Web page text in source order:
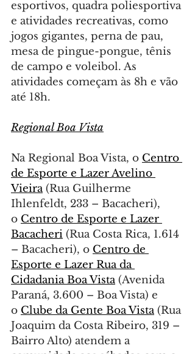
esportivos, quadra poliesportiva
e atividades recreativas, como
jogos gigantes, perna de pau,
mesa de pingue-pongue, tênis
de campo e voleibol. As
atividades começam às 8h e vão
até 18h.
Regional Boa Vista
Na Regional Boa Vista, o Centro
de Esporte e Lazer Avelino
Vieira (Rua Guilherme
Ihlenfeldt, 233 – Bacacheri),
o Centro de Esporte e Lazer
Bacacheri (Rua Costa Rica, 1.614
– Bacacheri), o Centro de
Esporte e Lazer Rua da
Cidadania Boa Vista (Avenida
Paraná, 3.600 – Boa Vista) e
o Clube da Gente Boa Vista (Rua
Joaquim da Costa Ribeiro, 319 –
Bairro Alto) atendem a